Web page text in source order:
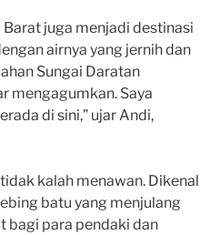
juga menjadi destinasi
airnya yang jernih dan
Sungai Daratan
mengagumkan. Saya
di sini,” ujar Andi,
kalah menawan. Dikenal
batu yang menjulang
bagi para pendaki dan